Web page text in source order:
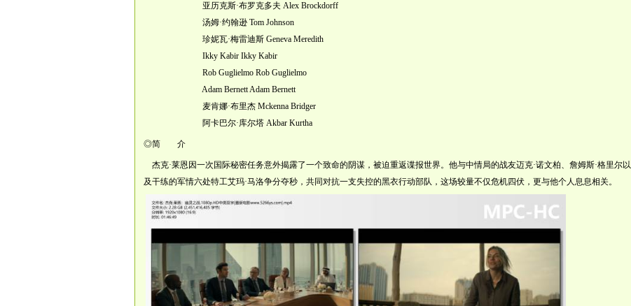
亚历克斯·布罗克多夫 Alex Brockdorff
汤姆·约翰逊 Tom Johnson
珍妮瓦·梅雷迪斯 Geneva Meredith
Ikky Kabir Ikky Kabir
Rob Guglielmo Rob Guglielmo
Adam Bernett Adam Bernett
麦肯娜·布里杰 Mckenna Bridger
阿卡巴尔·库尔塔 Akbar Kurtha
◎简 介
杰克·莱恩因一次国际秘密任务意外揭露了一个致命的阴谋，被迫重返谍报世界。他与中情局的战友迈克·诺文柏、詹姆斯·格里尔以
及干练的军情六处特工艾玛·马洛争分夺秒，共同对抗一支失控的黑衣行动部队，这场较量不仅危机四伏，更与他个人息息相关。